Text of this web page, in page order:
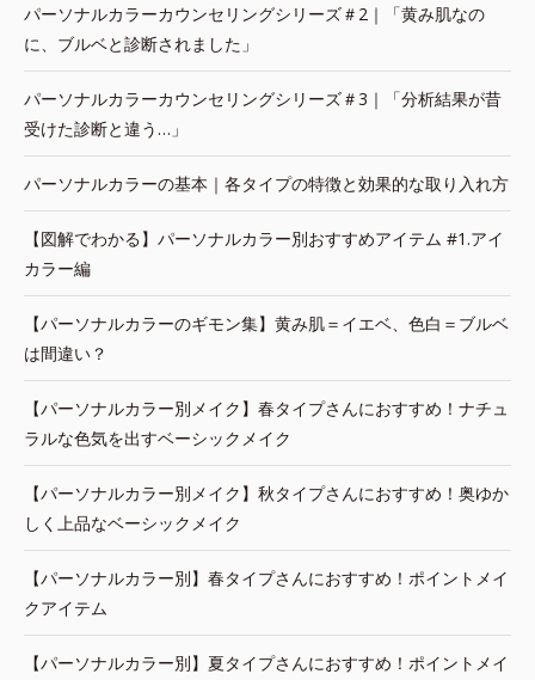
パーソナルカラーカウンセリングシリーズ＃2｜「黄み肌なの
に、ブルベと診断されました」
パーソナルカラーカウンセリングシリーズ＃3｜「分析結果が昔
受けた診断と違う…」
パーソナルカラーの基本｜各タイプの特徴と効果的な取り入れ方
【図解でわかる】パーソナルカラー別おすすめアイテム #1.アイ
カラー編
【パーソナルカラーのギモン集】黄み肌＝イエベ、色白＝ブルベ
は間違い？
【パーソナルカラー別メイク】春タイプさんにおすすめ！ナチュ
ラルな色気を出すベーシックメイク
【パーソナルカラー別メイク】秋タイプさんにおすすめ！奥ゆか
しく上品なベーシックメイク
【パーソナルカラー別】春タイプさんにおすすめ！ポイントメイ
クアイテム
【パーソナルカラー別】夏タイプさんにおすすめ！ポイントメイ